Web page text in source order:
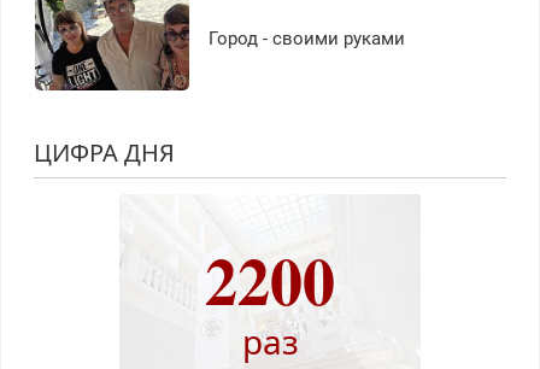
Город - своими руками
ЦИФРА ДНЯ
2200
раз